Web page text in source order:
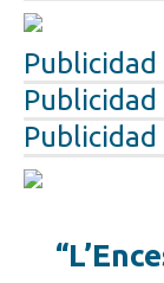
Publicidad
Publicidad
Publicidad